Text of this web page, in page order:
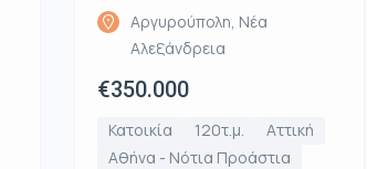
Αργυρούπολη, Νέα
Αλεξάνδρεια
€350.000
Κατοικία 120τ.μ.
Αττική
Αθήνα - Νότια Προάστια